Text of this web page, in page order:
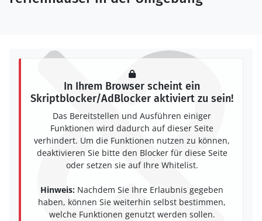
In Ihrem Browser scheint ein
Skriptblocker/AdBlocker aktiviert zu sein!
Das Bereitstellen und Ausführen einiger
Funktionen wird dadurch auf dieser Seite
verhindert. Um die Funktionen nutzen zu können,
deaktivieren Sie bitte den Blocker für diese Seite
oder setzen sie auf Ihre Whitelist.
Hinweis: Nachdem Sie Ihre Erlaubnis gegeben
haben, können Sie weiterhin selbst bestimmen,
welche Funktionen genutzt werden sollen.